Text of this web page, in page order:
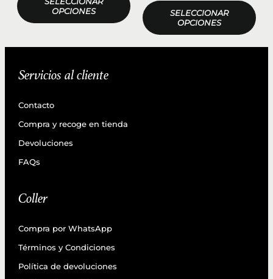
OPCIONES
SELECCIONAR
OPCIONES
Servicios al cliente
Contacto
Compra y recoge en tienda
Devoluciones
FAQs
Coller
Compra por WhatsApp
Términos y Condiciones
Política de devoluciones